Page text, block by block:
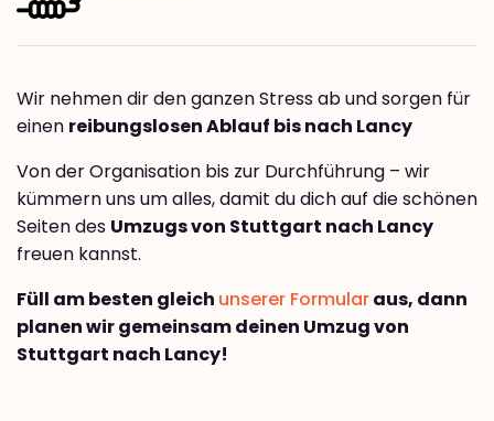
Wir nehmen dir den ganzen Stress ab und sorgen für
einen reibungslosen Ablauf bis nach Lancy
Von der Organisation bis zur Durchführung – wir
kümmern uns um alles, damit du dich auf die schönen
Seiten des Umzugs von Stuttgart nach Lancy
freuen kannst.
Füll am besten gleich unserer Formularaus, dann
planen wir gemeinsam deinen Umzug von
Stuttgart nach Lancy!